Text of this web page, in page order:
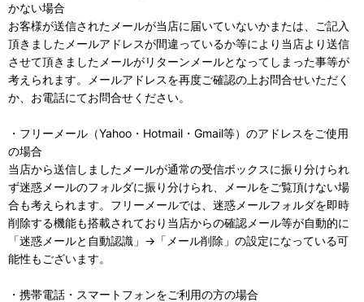
かない場合
お客様が送信されたメールが当店に届いていないかまたは、ご記入
頂きましたメールアドレスが間違っているか等により当店より送信
させて頂きましたメールがリターンメールとなってしまった事等が
考えられます。メールアドレスを再度ご確認の上お問合せいただく
か、お電話にてお問合せください。
・フリーメール（Yahoo・Hotmail・Gmail等）のアドレスをご使用
の場合
当店から送信しましたメールが通常の受信ボックスに振り分けられ
ず迷惑メールのフォルダに振り分けられ、メールをご覧頂けない場
合も考えられます。フリーメールでは、迷惑メールフォルダを即時
削除する機能も搭載されており当店からの確認メール等が自動的に
「迷惑メールと自動認識」→「メール削除」の設定になっている可
能性もございます。
・携帯電話・スマートフォンをご利用の方の場合